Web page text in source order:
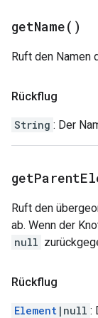
getName( )
Ruft den Namen
Rückflug
String : Der
getParent
Ruft den
ab. Wenn der
null
Rückflug
Element |null :